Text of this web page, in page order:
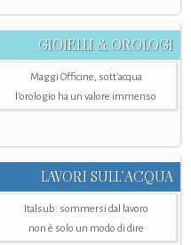
GIOIELLI & OROLOGI
Maggi Officine, sott’acqua
l'orologio ha un valore immenso
LAVORI SULL’ACQUA
Italsub: sommersi dal lavoro
non è solo un modo di dire